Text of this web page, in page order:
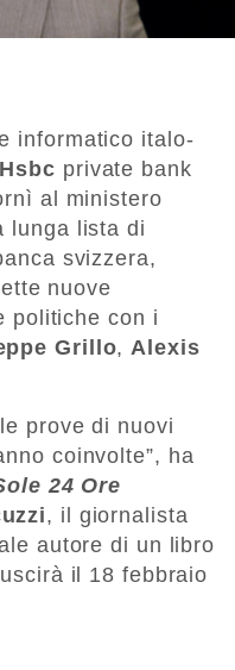
informatico italo-
Hsbc private bank
al ministero
lunga lista di
svizzera,
nuove
politiche con i
Grillo,Alexis
prove di nuovi
coinvolte”, ha
24 Ore
, il giornalista
autore di un libro
il 18 febbraio